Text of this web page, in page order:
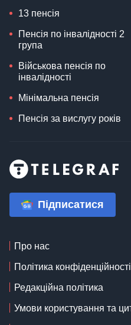
13 пенсія
Пенсія по інвалідності 2
група
Військова пенсія по
інвалідності
Мінімальна пенсія
Пенсія за вислугу років
Підписатися
Про нас
Політика
Редакційна політика
Умови користування та